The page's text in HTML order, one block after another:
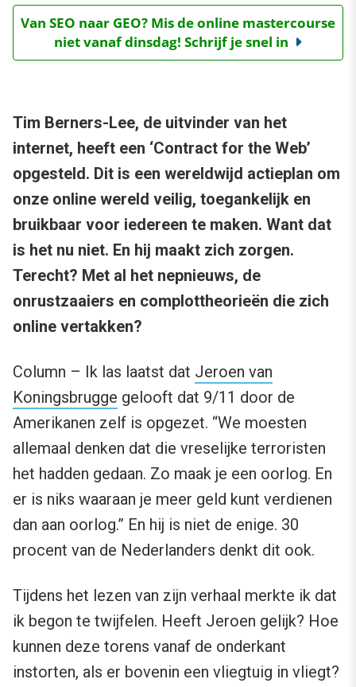
Van SEO naar GEO? Mis de online mastercourse
niet vanaf dinsdag! Schrijf je snel in
Tim Berners-Lee, de uitvinder van het
internet, heeft een ‘Contract for the Web’
opgesteld. Dit is een wereldwijd actieplan om
onze online wereld veilig, toegankelijk en
bruikbaar voor iedereen te maken. Want dat
is het nu niet. En hij maakt zich zorgen.
Terecht? Met al het nepnieuws, de
onrustzaaiers en complottheorieën die zich
online vertakken?
Column – Ik las laatst dat Jeroen van
Koningsbrugge gelooft dat 9/11 door de
Amerikanen zelf is opgezet. “We moesten
allemaal denken dat die vreselijke terroristen
het hadden gedaan. Zo maak je een oorlog. En
er is niks waaraan je meer geld kunt verdienen
dan aan oorlog.” En hij is niet de enige. 30
procent van de Nederlanders denkt dit ook.
Tijdens het lezen van zijn verhaal merkte ik dat
ik begon te twijfelen. Heeft Jeroen gelijk? Hoe
kunnen deze torens vanaf de onderkant
instorten, als er bovenin een vliegtuig in vliegt?